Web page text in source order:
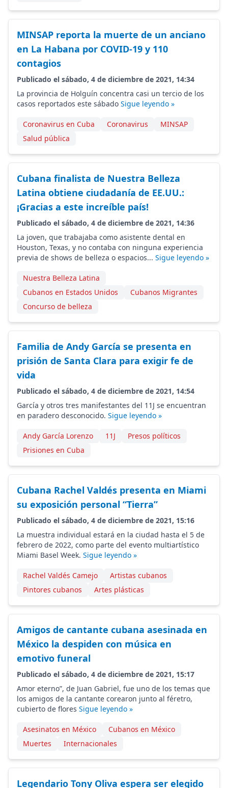
MINSAP reporta la muerte de un anciano
en La Habana por COVID-19 y 110
contagios
Publicado el sábado, 4 de diciembre de 2021, 14:34
La provincia de Holguín concentra casi un tercio de los
casos reportados este sábado Sigue leyendo »
Coronavirus en Cuba Coronavirus
MINSAP
Salud pública
Cubana finalista de Nuestra Belleza
Latina obtiene ciudadanía de EE.UU.:
¡Gracias a este increíble país!
Publicado el sábado, 4 de diciembre de 2021, 14:36
La joven, que trabajaba como asistente dental en
Houston, Texas, y no contaba con ninguna experiencia
previa de shows de belleza o espacios... Sigue leyendo »
Nuestra Belleza Latina
Cubanos en Estados Unidos
Cubanos Migrantes
Concurso de belleza
Familia de Andy García se presenta en
prisión de Santa Clara para exigir fe de
vida
Publicado el sábado, 4 de diciembre de 2021, 14:54
García y otros tres manifestantes del 11J se encuentran
en paradero desconocido. Sigue leyendo »
Andy García Lorenzo 11J
Presos políticos
Prisiones en Cuba
Cubana Rachel Valdés presenta en Miami
su exposición personal “Tierra”
Publicado el sábado, 4 de diciembre de 2021, 15:16
La muestra individual estará en la ciudad hasta el 5 de
febrero de 2022, como parte del evento multiartístico
Miami Basel Week. Sigue leyendo »
Rachel Valdés Camejo
Artistas cubanos
Pintores cubanos
Artes plásticas
Amigos de cantante cubana asesinada en
México la despiden con música en
emotivo funeral
Publicado el sábado, 4 de diciembre de 2021, 15:17
Amor eterno”, de Juan Gabriel, fue uno de los temas que
los amigos de la cantante corearon junto al féretro,
cubierto de flores Sigue leyendo »
Asesinatos en México
Cubanos en México
Muertes
Internacionales
Legendario Tony Oliva espera ser elegido